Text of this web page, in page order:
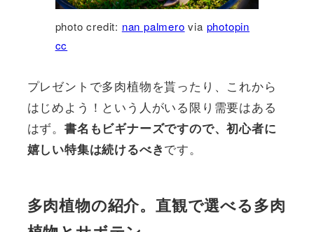
photo credit: nan palmero via photopin
cc
プレゼントで多肉植物を貰ったり、これから
はじめよう！という人がいる限り需要はある
はず。 書名もビギナーズですので、初心者に
嬉しい特集は続けるべきです。
多肉植物の紹介。直観で選べる多肉